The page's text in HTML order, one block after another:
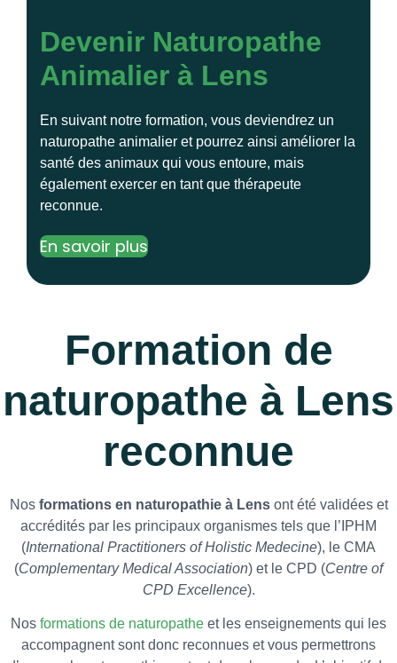
Devenir Naturopathe
Animalier à Lens
En suivant notre formation, vous deviendrez un
naturopathe animalier et pourrez ainsi améliorer la
santé des animaux qui vous entoure, mais
également exercer en tant que thérapeute
reconnue.
En savoir plus
Formation de
naturopathe à Lens
reconnue
Nos formations en naturopathie à Lens ont été validées et
accrédités par les principaux organismes tels que l’IPHM
(International Practitioners of Holistic Medecine), le CMA
(Complementary Medical Association) et le CPD (Centre of
CPD Excellence).
Nos formations de naturopathe et les enseignements qui les
accompagnent sont donc reconnues et vous permettrons